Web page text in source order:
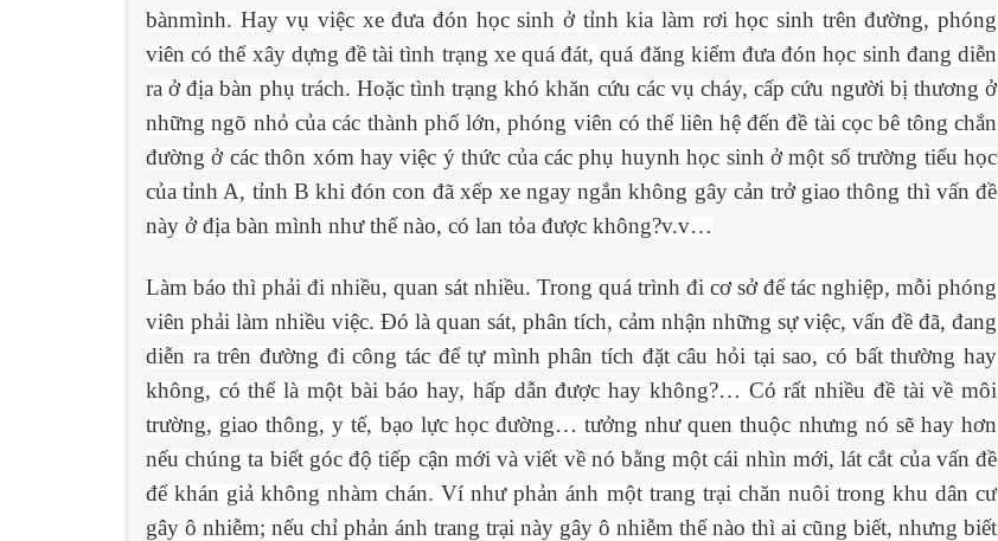
bànmình. Hay vụ việc xe đưa đón học sinh ở tỉnh kia làm rơi học sinh trên đường, phóng
viên có thể xây dựng đề tài tình trạng xe quá đát, quá đăng kiểm đưa đón học sinh đang diễn
ra ở địa bàn phụ trách. Hoặc tình trạng khó khăn cứu các vụ cháy, cấp cứu người bị thương ở
những ngõ nhỏ của các thành phố lớn, phóng viên có thể liên hệ đến đề tài cọc bê tông chắn
đường ở các thôn xóm hay việc ý thức của các phụ huynh học sinh ở một số trường tiểu học
của tỉnh A, tỉnh B khi đón con đã xếp xe ngay ngắn không gây cản trở giao thông thì vấn đề
này ở địa bàn mình như thế nào, có lan tỏa được không?v.v…
Làm báo thì phải đi nhiều, quan sát nhiều. Trong quá trình đi cơ sở để tác nghiệp, mỗi phóng
viên phải làm nhiều việc. Đó là quan sát, phân tích, cảm nhận những sự việc, vấn đề đã, đang
diễn ra trên đường đi công tác để tự mình phân tích đặt câu hỏi tại sao, có bất thường hay
không, có thể là một bài báo hay, hấp dẫn được hay không?… Có rất nhiều đề tài về môi
trường, giao thông, y tế, bạo lực học đường… tưởng như quen thuộc nhưng nó sẽ hay hơn
nếu chúng ta biết góc độ tiếp cận mới và viết về nó bằng một cái nhìn mới, lát cắt của vấn đề
để khán giả không nhàm chán. Ví như phản ánh một trang trại chăn nuôi trong khu dân cư
gây ô nhiễm; nếu chỉ phản ánh trang trại này gây ô nhiễm thế nào thì ai cũng biết, nhưng biết